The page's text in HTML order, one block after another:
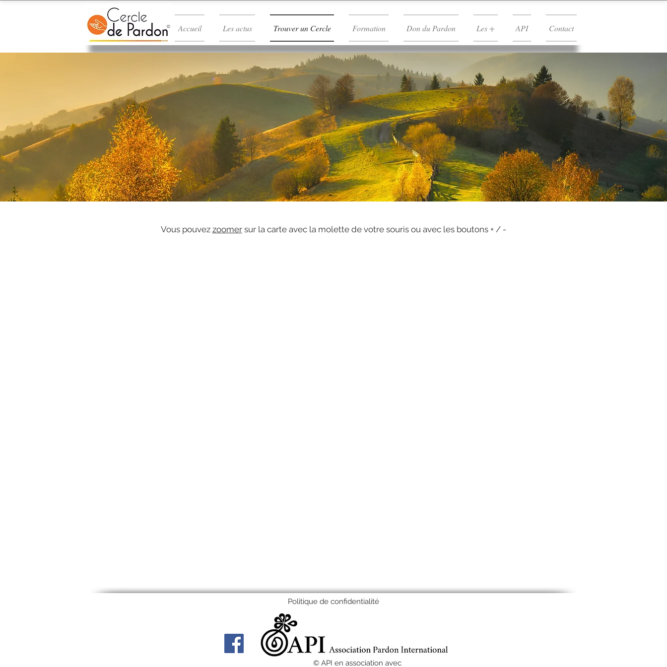
Accueil Les actus Trouver un Cercle Formation Don du Pardon Les + API Contact
Carte des Cercles de Pardon
Vous pouvez zoomersur la carte avec la molette de votre souris ou avec les boutons + / -
Politique de confidentialité
© API en association avec